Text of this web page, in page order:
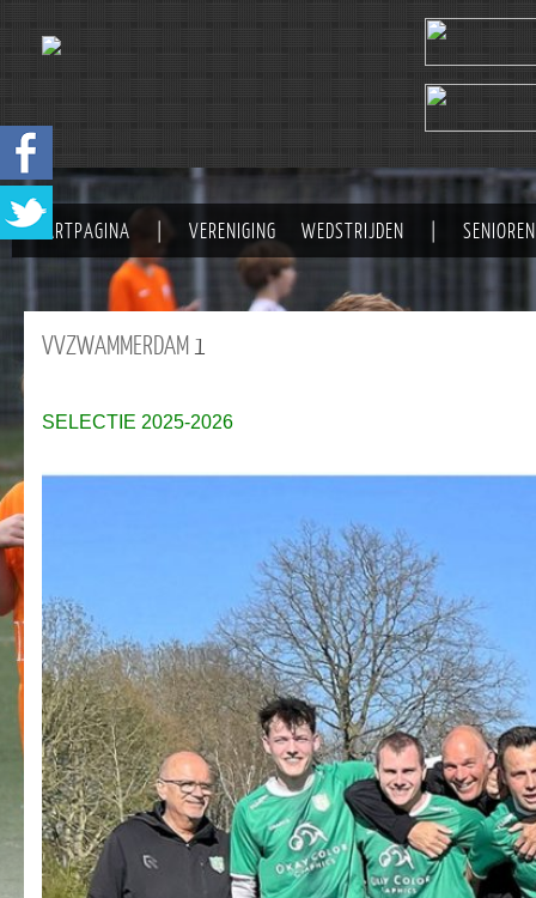
STARTPAGINA VERENIGING WEDSTRIJDEN SENIOREN
VVZWAMMERDAM1
SELECTIE 2025-2026